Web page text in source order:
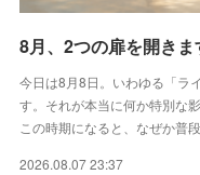
8月、2つの扉を開きま
今日は8月8日。いわゆる「ラ
す。それが本当に何か特別な
この時期になると、なぜか普
2026.08.07 23:37